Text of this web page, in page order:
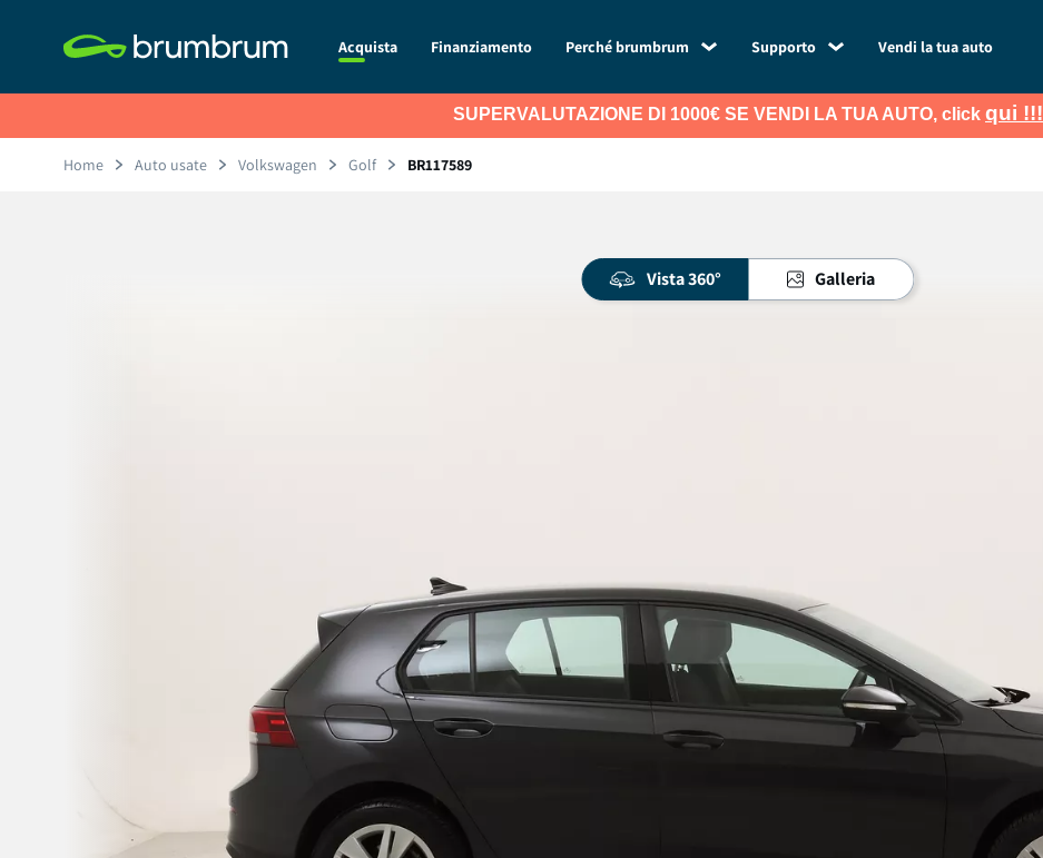
Acquista Finanziamento Perché brumbrum Supporto Vendi la tua auto
SUPERVALUTAZIONE DI 1000€ SE VENDI LA TUA AUTO, click qui !!!
Home Auto usate Volkswagen Golf BR117589
Vista 360° Galleria